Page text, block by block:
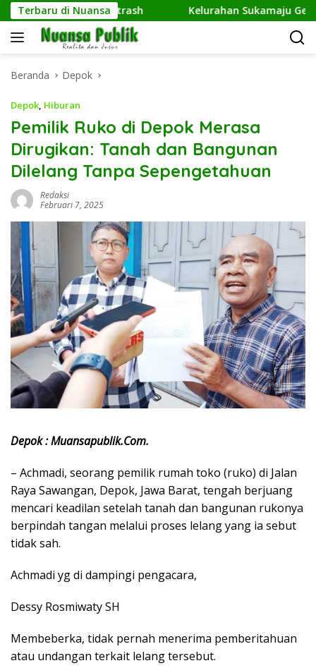
Langsung
ke
konten
Terbaru di Nuansa
Netrash Kelurahan Sukamaju Gelar Jumat
Beranda Depok
Depok, Hiburan
Pemilik Ruko di Depok Merasa
Dirugikan: Tanah dan Bangunan
Dilelang Tanpa Sepengetahuan
Redaksi
Februari 7, 2025
Depok : Muansapublik.Com.
– Achmadi, seorang pemilik rumah toko (ruko) di Jalan
Raya Sawangan, Depok, Jawa Barat, tengah berjuang
mencari keadilan setelah tanah dan bangunan rukonya
berpindah tangan melalui proses lelang yang ia sebut
tidak sah.
Achmadi yg di dampingi pengacara,
Dessy Rosmiwaty SH
Membeberka, tidak pernah menerima pemberitahuan
atau undangan terkait lelang tersebut.